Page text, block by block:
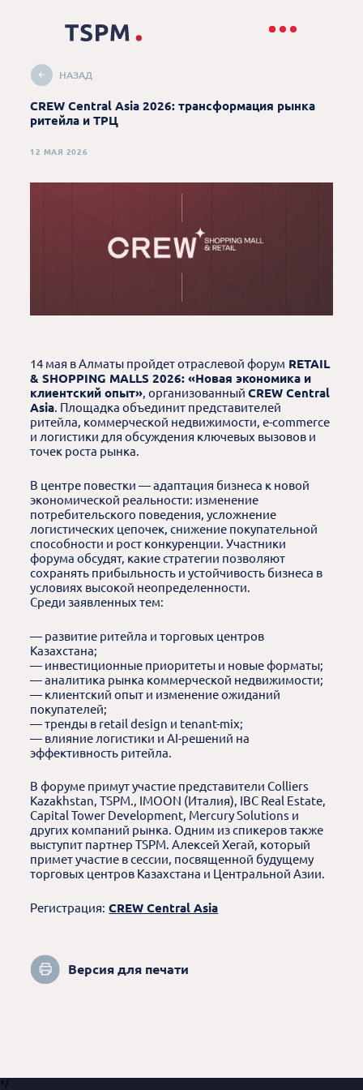
НАЗАД
CREW Central Asia 2026: трансформация рынка
ритейла и ТРЦ
12 МАЯ 2026
14 мая в Алматы пройдет отраслевой форум RETAIL
& SHOPPING MALLS 2026: «Новая экономика и
клиентский опыт», организованныйCREW Central
Asia. Площадка объединит представителей
ритейла, коммерческой недвижимости, e-commerce
и логистики для обсуждения ключевых вызовов и
точек роста рынка.
В центре повестки — адаптация бизнеса к новой
экономической реальности: изменение
потребительского поведения, усложнение
логистических цепочек, снижение покупательной
способности и рост конкуренции. Участники
форума обсудят, какие стратегии позволяют
сохранять прибыльность и устойчивость бизнеса в
условиях высокой неопределенности.
Среди заявленных тем:
— развитие ритейла и торговых центров
Казахстана;
— инвестиционные приоритеты и новые форматы;
— аналитика рынка коммерческой недвижимости;
— клиентский опыт и изменение ожиданий
покупателей;
— тренды в retail design и tenant-mix;
— влияние логистики и AI-решений на
эффективность ритейла.
В форуме примут участие представители Colliers
Kazakhstan, TSPM., IMOON (Италия), IBC Real Estate,
Capital Tower Development, Mercury Solutions и
других компаний рынка. Одним из спикеров также
выступит партнер TSPM. Алексей Хегай, который
примет участие в сессии, посвященной будущему
торговых центров Казахстана и Центральной Азии.
Регистрация: CREW Central Asia
Версия для печати
*/